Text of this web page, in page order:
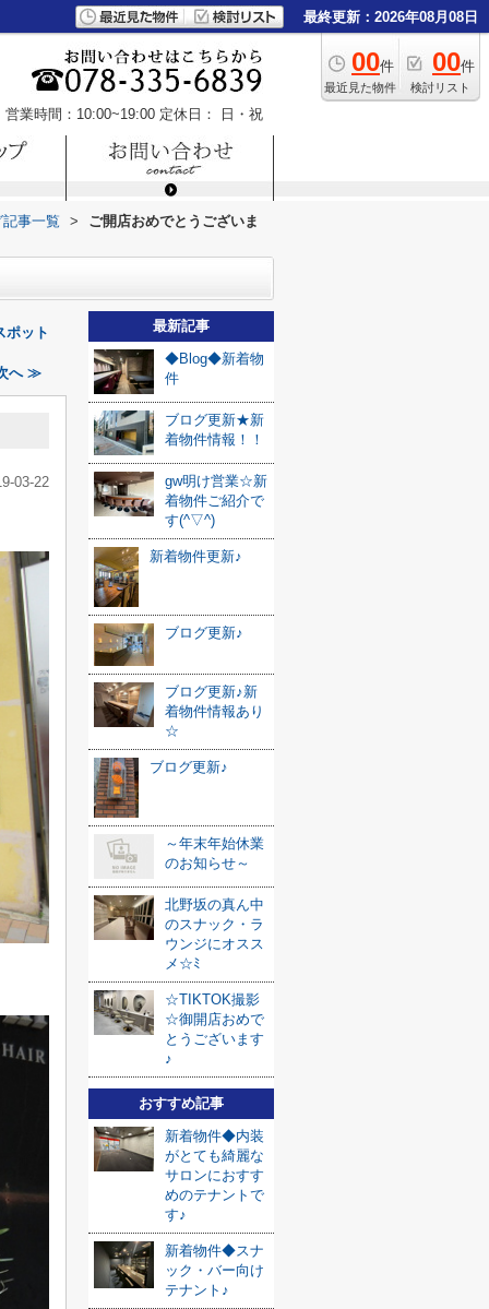
最終更新：2026年08月08日
00件
最近見た物件
00件
検討リスト
営業時間：10:00~19:00 定休日： 日・祝
事一覧 >
ご開店おめでとうございま
ポット
へ ≫
03-22
最新記事
◆Blog◆新着物
件
ブログ更新★新
着物件情報！！
gw明け営業☆新
着物件ご紹介で
す(^▽^)
新着物件更新♪
ブログ更新♪
ブログ更新♪新
着物件情報あり
☆
ブログ更新♪
～年末年始休業
のお知らせ～
北野坂の真ん中
のスナック・ラ
ウンジにオスス
メ☆ﾐ
☆TIKTOK撮影
☆御開店おめで
とうございます
♪
おすすめ記事
新着物件◆内装
がとても綺麗な
サロンにおすす
めのテナントで
す♪
新着物件◆スナ
ック・バー向け
テナント♪